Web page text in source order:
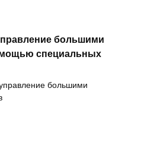
большими
специальных
большими